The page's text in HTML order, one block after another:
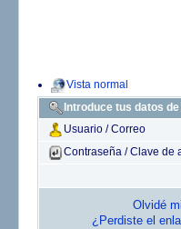
Vista normal
Introduce tus datos
Usuario / Correo
Contraseña / Clave de
Olvidé
¿Perdiste el